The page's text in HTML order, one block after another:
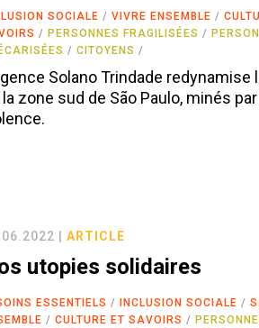
SOCIALE VIVRE ENSEMBLE
PERSONNES FRAGILISÉES
CITOYENS
Solano Trindade
la zone sud de São Paulo, minés
|ARTICLE
utopies solidaires
ESSENTIELS INCLUSION SOCIALE
CULTURE ET SAVOIRS